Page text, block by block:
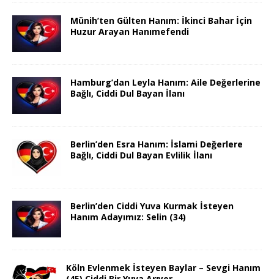
Münih’ten Gülten Hanım: İkinci Bahar İçin
Huzur Arayan Hanımefendi
Hamburg’dan Leyla Hanım: Aile Değerlerine
Bağlı, Ciddi Dul Bayan İlanı
Berlin’den Esra Hanım: İslami Değerlere
Bağlı, Ciddi Dul Bayan Evlilik İlanı
Berlin’den Ciddi Yuva Kurmak İsteyen
Hanım Adayımız: Selin (34)
Köln Evlenmek İsteyen Baylar – Sevgi Hanım